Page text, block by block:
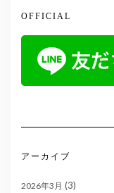
OFFICIAL
アーカイブ
2026年3月 (3)